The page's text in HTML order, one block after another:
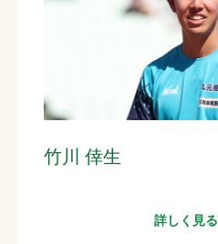
竹川 倖生
詳しく見る